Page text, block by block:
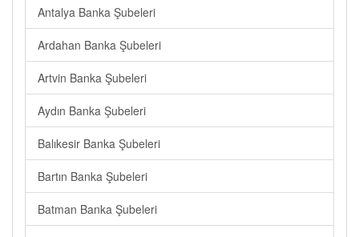
Antalya Banka Şubeleri
Ardahan Banka Şubeleri
Artvin Banka Şubeleri
Aydın Banka Şubeleri
Balıkesir Banka Şubeleri
Bartın Banka Şubeleri
Batman Banka Şubeleri